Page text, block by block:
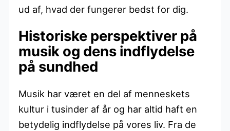
ud af, hvad der fungerer bedst for dig.
Historiske perspektiver på
musik og dens indflydelse
på sundhed
Musik har været en del af menneskets
kultur i tusinder af år og har altid haft en
betydelig indflydelse på vores liv. Fra de